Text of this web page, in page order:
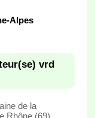
Alpes
vrd
de la
Rhône (69),